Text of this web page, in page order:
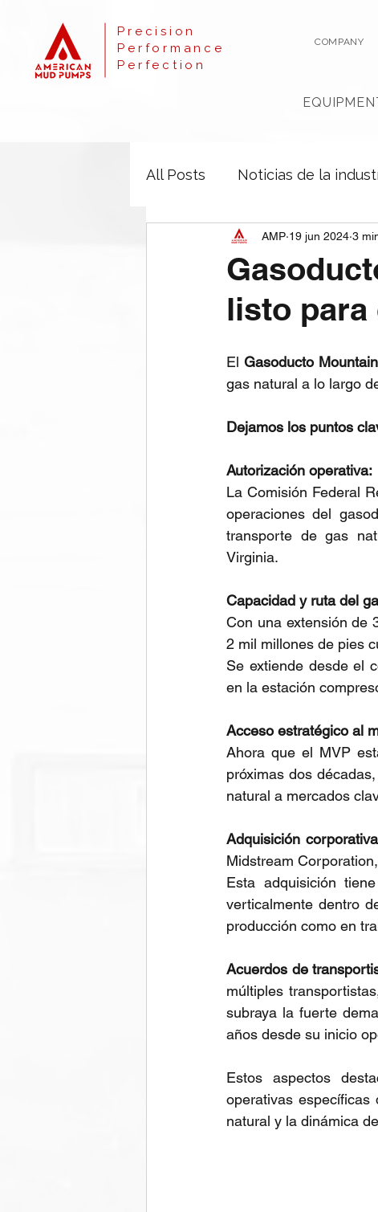
Precision
Performance
Perfection
COMPANY
All Posts Noticias de la
listo para
AMP 19 jun 2024 3
El Gasoducto
gas natural a lo largo
Dejamos los puntos
Autorización operativa:
La Comisión Federal
operaciones del
transporte de gas
Virginia.
Capacidad y ruta del
Con una extensión de
2 mil millones de pies
Se extiende desde el
en la estación
Acceso estratégico al
Ahora que el MVP
próximas dos
natural a mercados
Adquisición
Midstream
Esta adquisición
verticalmente dentro
producción como en
Acuerdos de
múltiples
subraya la fuerte
años desde su inicio
Estos aspectos
operativas
natural y la dinámica